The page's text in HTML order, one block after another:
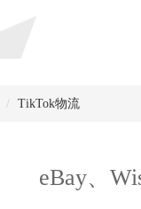
TikTok物流
eBay、